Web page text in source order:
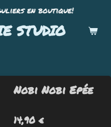
STUDIO
en boutique!
Nobi Nobi Epée
14,90 €